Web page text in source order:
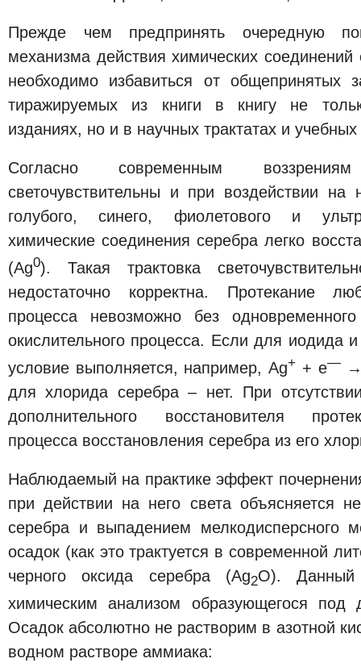
Прежде чем предпринять очередную
механизма действия химических
необходимо избавиться от общепринятых
тиражируемых из книги в книгу не
изданиях, но и в научных трактатах и
Согласно современным
светочувствительны и при воздействии на
голубого, синего, фиолетового и
химические соединения серебра легко
(Ag0). Такая трактовка
недостаточно корректна. Протекание
процесса невозможно без одновременного
окислительного процесса. Если для иодида
условие выполняется, например, Ag+ + e—→
для хлорида серебра – нет. При
дополнительного восстановителя
процесса восстановления серебра из его
Наблюдаемый на практике эффект
при действии на него света объясняется
серебра и выпадением мелкодисперсного
осадок (как это трактуется в современной
черного оксида серебра (Ag2O). Данный
химическим анализом образующегося под
Осадок абсолютно не растворим в азотной
водном растворе аммиака: